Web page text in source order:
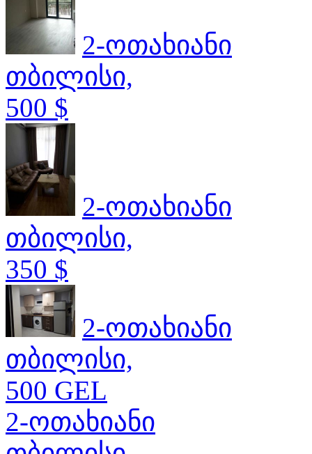
2-ოთახიანი
თბილისი,
500 $
2-ოთახიანი
თბილისი,
350 $
2-ოთახიანი
თბილისი,
500 GEL
2-ოთახიანი